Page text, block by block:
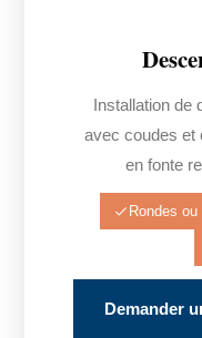
Installation de
avec coudes et
en fonte
Rondes ou
Demander